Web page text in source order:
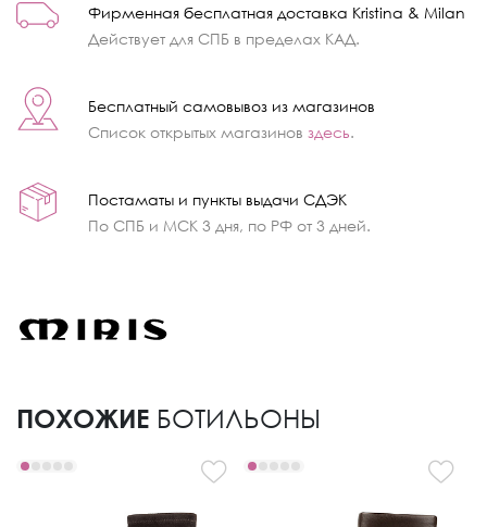
Фирменная бесплатная доставка Kristina & Milan
Действует для СПБ в пределах КАД.
Бесплатный самовывоз из магазинов
Список открытых магазинов здесь.
Постаматы и пункты выдачи СДЭК
По СПБ и МСК 3 дня, по РФ от 3 дней.
ПОХОЖИЕ БОТИЛЬОНЫ